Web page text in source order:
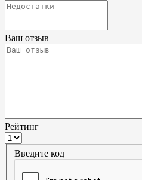
Ваш отзыв
Рейтинг
Введите код